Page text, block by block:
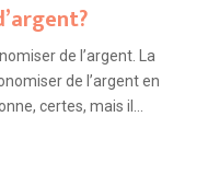
de l’argent. La
de l’argent en
certes, mais il...